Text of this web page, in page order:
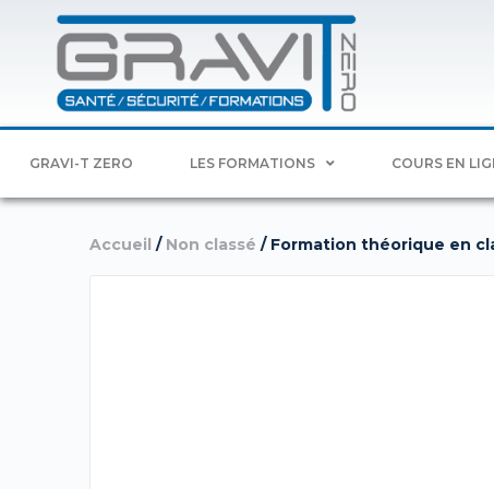
GRAVI-T ZERO LES FORMATIONS COURS EN
Accueil / Non classé / Formation théorique en